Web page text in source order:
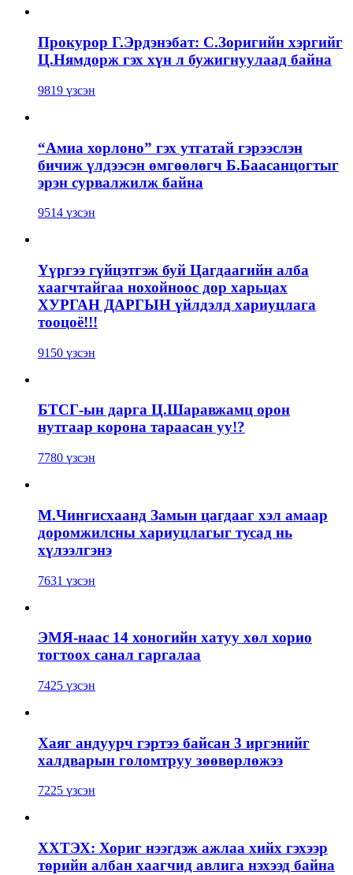
Прокурор Г.Эрдэнэбат: С.Зоригийн хэргийг
Ц.Нямдорж гэх хүн л бужигнуулаад байна
9819 үзсэн
“Амиа хорлоно” гэх утгатай гэрээслэн
бичиж үлдээсэн өмгөөлөгч Б.Баасанцогтыг
эрэн сурвалжилж байна
9514 үзсэн
Үүргээ гүйцэтгэж буй Цагдаагийн алба
хаагчтайгаа нохойноос дор харьцах
ХУРГАН ДАРГЫН үйлдэлд хариуцлага
тооцоё!!!
9150 үзсэн
БТСГ-ын дарга Ц.Шаравжамц орон
нутгаар корона тараасан уу!?
7780 үзсэн
М.Чингисхаанд Замын цагдааг хэл амаар
доромжилсны хариуцлагыг тусад нь
хүлээлгэнэ
7631 үзсэн
ЭМЯ-наас 14 хоногийн хатуу хөл хорио
тогтоох санал гаргалаа
7425 үзсэн
Хаяг андуурч гэртээ байсан 3 иргэнийг
халдварын голомтруу зөөвөрлөжээ
7225 үзсэн
ХХТЭХ: Хориг нээгдэж ажлаа хийх гэхээр
төрийн албан хаагчид авлига нэхээд байна